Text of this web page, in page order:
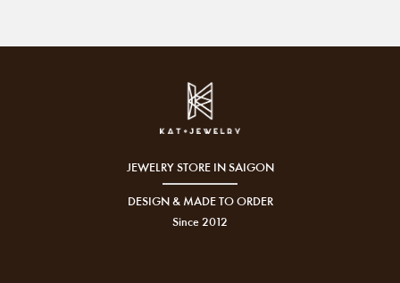
JEWELRY STORE IN SAIGON
DESIGN & MADE TO ORDER
Since 2012